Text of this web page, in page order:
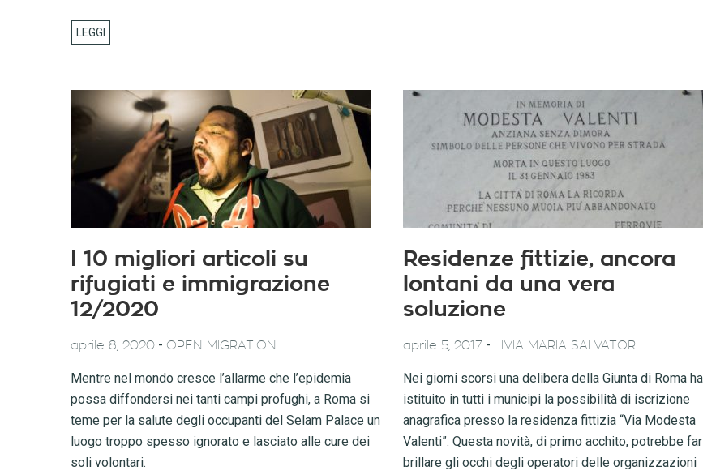
I 10 migliori articoli su
rifugiati e immigrazione
12/2020
aprile 8, 2020 - OPEN MIGRATION
Mentre nel mondo cresce l’allarme che l’epidemia
possa diffondersi nei tanti campi profughi, a Roma si
teme per la salute degli occupanti del Selam Palace un
luogo troppo spesso ignorato e lasciato alle cure dei
soli volontari.
Residenze fittizie, ancora
lontani da una vera
soluzione
aprile 5, 2017 - LIVIA MARIA SALVATORI
Nei giorni scorsi una delibera della Giunta di Roma ha
istituito in tutti i municipi la possibilità di iscrizione
anagrafica presso la residenza fittizia “Via Modesta
Valenti”. Questa novità, di primo acchito, potrebbe far
brillare gli occhi degli operatori delle organizzazioni